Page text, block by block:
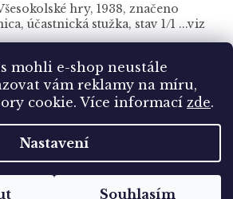
mohli e-shop neustále
vám reklamy na míru,
cookie. Více informací zde.
Nastavení
Souhlasím
hry, 1938, značeno
účastnická stužka, stav 1/1 ...viz
Pohlednice Sbírám.cz. Všechna
Upravit nastavení cookies